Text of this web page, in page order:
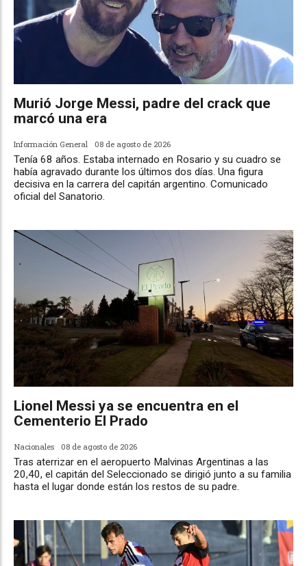
Murió Jorge Messi, padre del crack que
marcó una era
Información General 08 de agosto de 2026
Tenía 68 años. Estaba internado en Rosario y su cuadro se
había agravado durante los últimos dos días. Una figura
decisiva en la carrera del capitán argentino. Comunicado
oficial del Sanatorio.
Lionel Messi ya se encuentra en el
Cementerio El Prado
Nacionales 08 de agosto de 2026
Tras aterrizar en el aeropuerto Malvinas Argentinas a las
20,40, el capitán del Seleccionado se dirigió junto a su familia
hasta el lugar donde están los restos de su padre.